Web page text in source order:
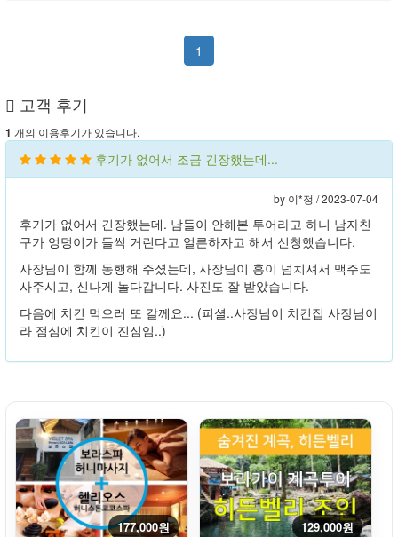
1
고객 후기
1 개의 이용후기가 있습니다.
후기가 없어서 조금 긴장했는데...
by 이*정 /2023-07-04
후기가 없어서 긴장했는데. 남들이 안해본 투어라고 하니 남자친
구가 엉덩이가 들썩 거린다고 얼른하자고 해서 신청했습니다.
사장님이 함께 동행해 주셨는데, 사장님이 흥이 넘치셔서 맥주도
사주시고, 신나게 놀다갑니다. 사진도 잘 받았습니다.
다음에 치킨 먹으러 또 갈께요... (피셜..사장님이 치킨집 사장님이
라 점심에 치킨이 진심임..)
177,000원 129,000원